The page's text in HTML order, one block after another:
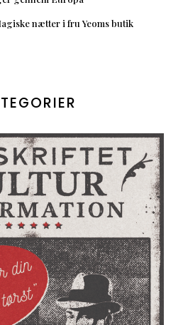
nætter i fru Yeoms butik